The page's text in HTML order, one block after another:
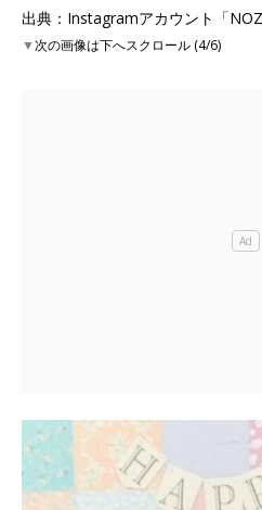
出典：Instagramアカウント「
▼次の画像は下へスクロール (4/6)